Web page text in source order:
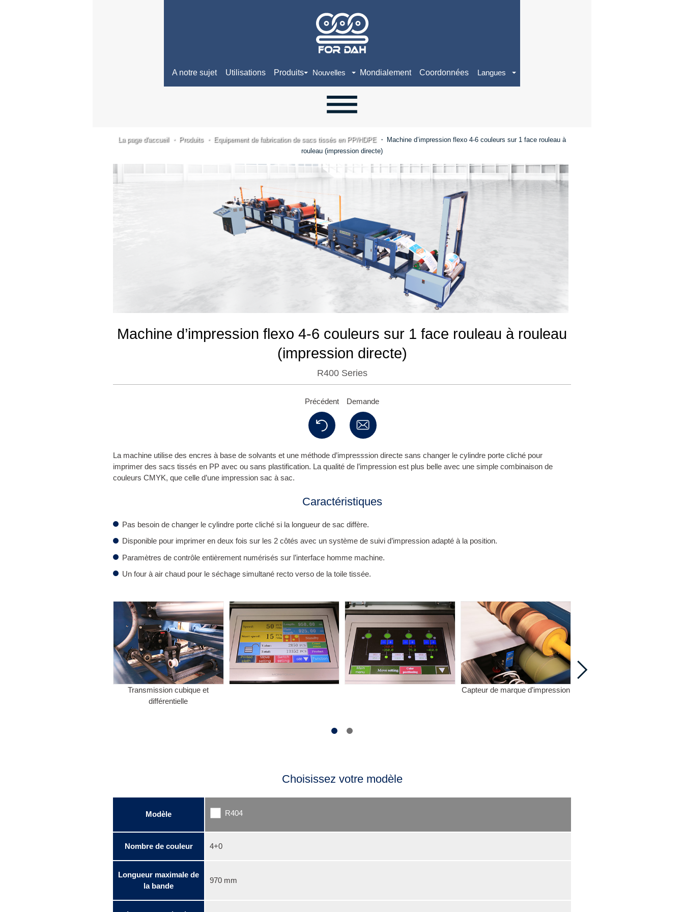
A notre sujet Utilisations Produits Nouvelles Mondialement Coordonnées Langues
La page d'accueil Produits Equipement de fabrication de sacs tissés en PP/HDPE
Machine d’impression flexo 4-6 couleurs sur 1 face rouleau à
rouleau (impression directe)
Machine d’impression flexo 4-6 couleurs sur 1 face rouleau à rouleau
(impression directe)
R400 Series
Précédent Demande
La machine utilise des encres à base de solvants et une méthode d’impresssion directe sans changer le cylindre porte cliché pour
imprimer des sacs tissés en PP avec ou sans plastification. La qualité de l’impression est plus belle avec une simple combinaison de
couleurs CMYK, que celle d’une impression sac à sac.
Caractéristiques
Pas besoin de changer le cylindre porte cliché si la longueur de sac diffère.
Disponible pour imprimer en deux fois sur les 2 côtés avec un système de suivi d’impression adapté à la position.
Paramètres de contrôle entièrement numérisés sur l’interface homme machine.
Un four à air chaud pour le séchage simultané recto verso de la toile tissée.
Transmission cubique et
différentielle
Capteur de marque d’impression
Choisissez votre modèle
Modèle R404
Nombre de couleur 4+0
Longueur maximale de
la bande
970 mm